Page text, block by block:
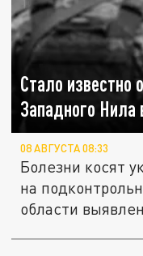
Стало известно
Западного Нила
08 АВГУСТА 08:33
Болезни косят
на
области